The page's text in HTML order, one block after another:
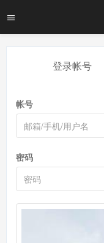
登录帐号
帐号
密码